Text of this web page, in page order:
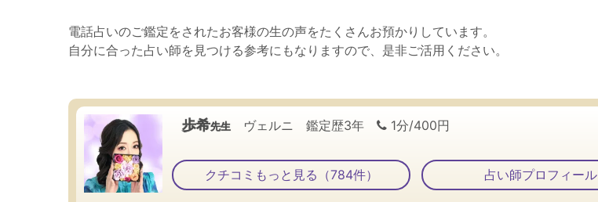
電話占いのご鑑定をされたお客様の生の声をたくさんお預かりしています。
自分に合った占い師を見つける参考にもなりますので、是非ご活用ください。
歩希先生 ヴェルニ 鑑定歴3年 1分/400円
クチコミもっと見る（784件） 占い師プロフィール